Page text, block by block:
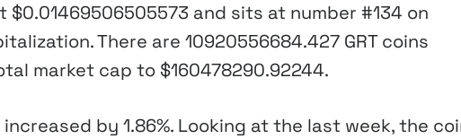
$0.01469506505573 and sits at number #134 on
There are 10920556684.427 GRTcoins
market cap to $160478290.92244.
increased by 1.86%. Looking at the last week, the